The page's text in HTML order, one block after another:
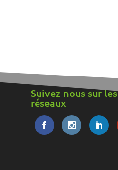
Suivez-nous sur les
réseaux